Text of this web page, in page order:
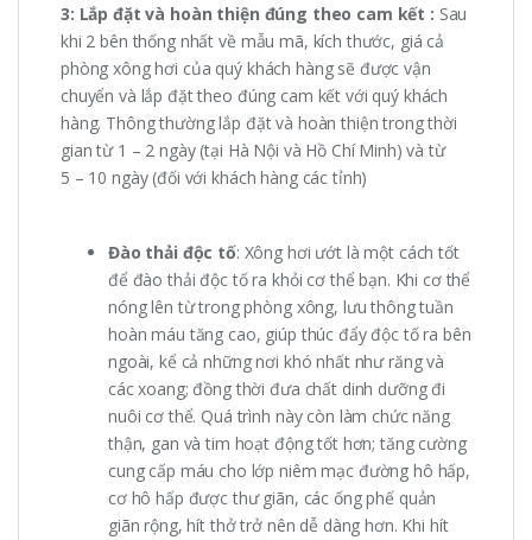
3: Lắp đặt và hoàn thiện đúng theo cam kết : Sau
khi 2 bên thống nhất về mẫu mã, kích thước, giá cả
phòng xông hơi của quý khách hàng sẽ được vận
chuyển và lắp đặt theo đúng cam kết với quý khách
hàng. Thông thường lắp đặt và hoàn thiện trong thời
gian từ 1 – 2 ngày (tại Hà Nội và Hồ Chí Minh) và từ
5 – 10 ngày (đối với khách hàng các tỉnh)
Đào thải độc tố: Xông hơi ướt là một cách tốt
để đào thải độc tố ra khỏi cơ thể bạn. Khi cơ thể
nóng lên từ trong phòng xông, lưu thông tuần
hoàn máu tăng cao, giúp thúc đẩy độc tố ra bên
ngoài, kể cả những nơi khó nhất như răng và
các xoang; đồng thời đưa chất dinh dưỡng đi
nuôi cơ thể. Quá trình này còn làm chức năng
thận, gan và tim hoạt động tốt hơn; tăng cường
cung cấp máu cho lớp niêm mạc đường hô hấp,
cơ hô hấp được thư giãn, các ống phế quản
giãn rộng, hít thở trở nên dễ dàng hơn. Khi hít